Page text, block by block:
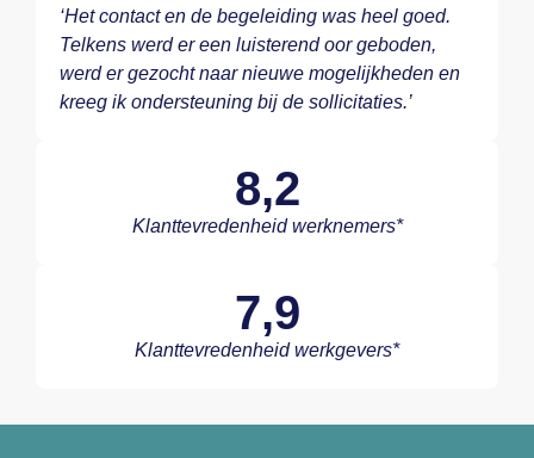
‘Het contact en de begeleiding was heel goed.
Telkens werd er een luisterend oor geboden,
werd er gezocht naar nieuwe mogelijkheden en
kreeg ik ondersteuning bij de sollicitaties.’
8,2
Klanttevredenheid werknemers*
7,9
Klanttevredenheid werkgevers*